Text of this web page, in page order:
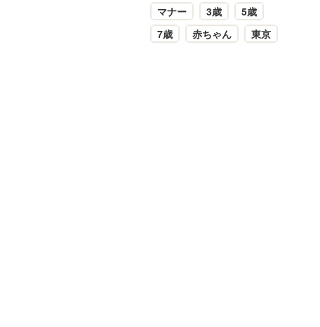
マナー
3歳
5歳
7歳
赤ちゃん 東京